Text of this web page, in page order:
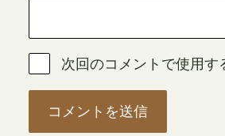
次回のコメントで使用す